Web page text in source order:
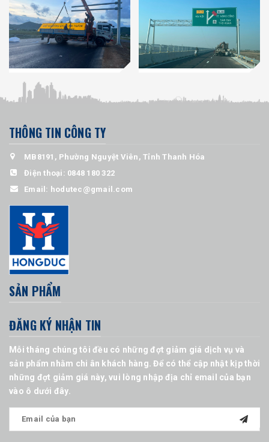
THÔNG TIN CÔNG TY
MB8191, Phường Nguyệt Viên, Tỉnh Thanh Hóa
Điện thoại: 0848 180 322
Email: hodutec@gmail.com
SẢN PHẨM
ĐĂNG KÝ NHẬN TIN
Mỗi tháng chúng tôi đều có những đợt giảm giá dịch vụ và
sản phẩm nhằm chi ân khách hàng. Để có thể cập nhật kịp thời
những đợt giảm giá này, vui lòng nhập địa chỉ email của bạn
vào ô dưới đây.